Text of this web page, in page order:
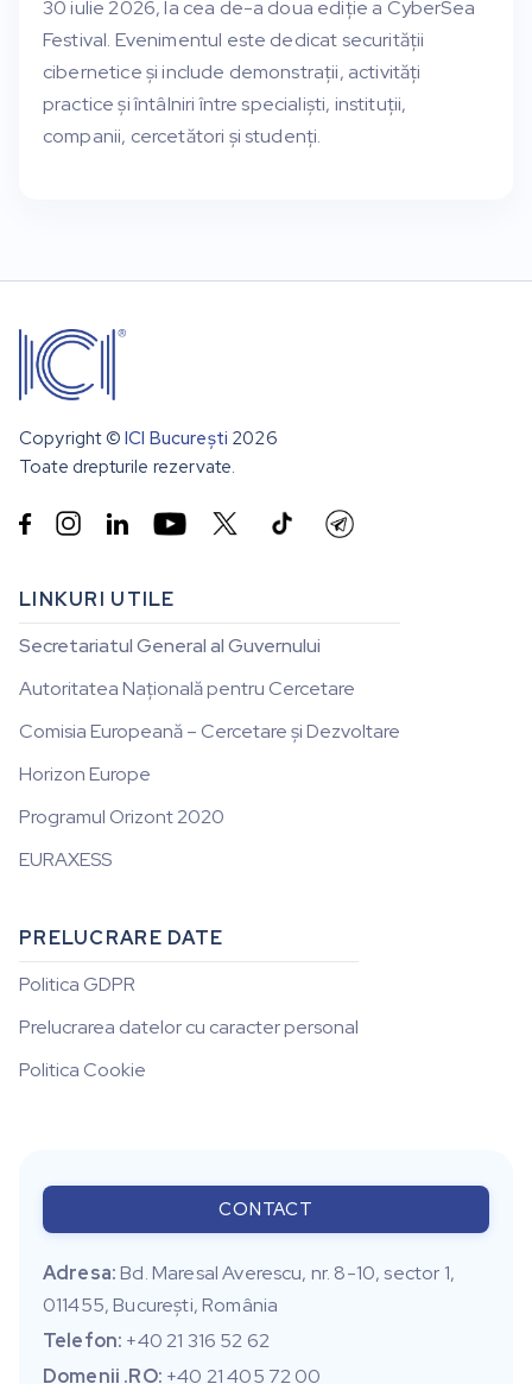
30 iulie 2026, la cea de-a doua ediție a CyberSea
Festival. Evenimentul este dedicat securității
cibernetice și include demonstrații, activități
practice și întâlniri între specialiști, instituții,
companii, cercetători și studenți.
Copyright © ICI București 2026
Toate drepturile rezervate.
 
LINKURI UTILE
Secretariatul General al Guvernului
Autoritatea Națională pentru Cercetare
Comisia Europeană – Cercetare și Dezvoltare
Horizon Europe
Programul Orizont 2020
EURAXESS
PRELUCRARE DATE
Politica GDPR
Prelucrarea datelor cu caracter personal
Politica Cookie
CONTACT
Adresa:Bd. Maresal Averescu, nr. 8-10, sector 1,
011455, Bucureşti, România
Telefon: +40 21 316 52 62
Domenii .RO: +40 21 405 72 00